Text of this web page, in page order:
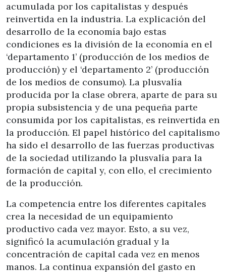
acumulada por los capitalistas y después
reinvertida en la industria. La explicación del
desarrollo de la economía bajo estas
condiciones es la división de la economía en el
‘departamento 1’ (producción de los medios de
producción) y el ‘departamento 2’ (producción
de los medios de consumo). La plusvalía
producida por la clase obrera, aparte de para su
propia subsistencia y de una pequeña parte
consumida por los capitalistas, es reinvertida en
la producción. El papel histórico del capitalismo
ha sido el desarrollo de las fuerzas productivas
de la sociedad utilizando la plusvalía para la
formación de capital y, con ello, el crecimiento
de la producción.
La competencia entre los diferentes capitales
crea la necesidad de un equipamiento
productivo cada vez mayor. Esto, a su vez,
significó la acumulación gradual y la
concentración de capital cada vez en menos
manos. La continua expansión del gasto en